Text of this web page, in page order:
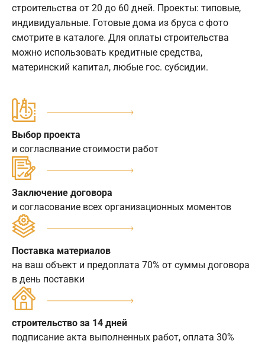
строительства от 20 до 60 дней. Проекты: типовые,
индивидуальные. Готовые дома из бруса с фото
смотрите в каталоге. Для оплаты строительства
можно использовать кредитные средства,
материнский капитал, любые гос. субсидии.
Выбор проекта
и согласлвание стоимости работ
Заключение договора
и согласование всех организационных моментов
Поставка материалов
на ваш объект и предоплата 70% от суммы договора
в день поставки
строительство за 14 дней
подписание акта выполненных работ, оплата 30%